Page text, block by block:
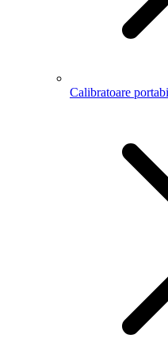
Calibratoare